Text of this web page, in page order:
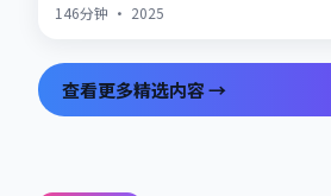
146分钟 · 2025
查看更多精选内容 →